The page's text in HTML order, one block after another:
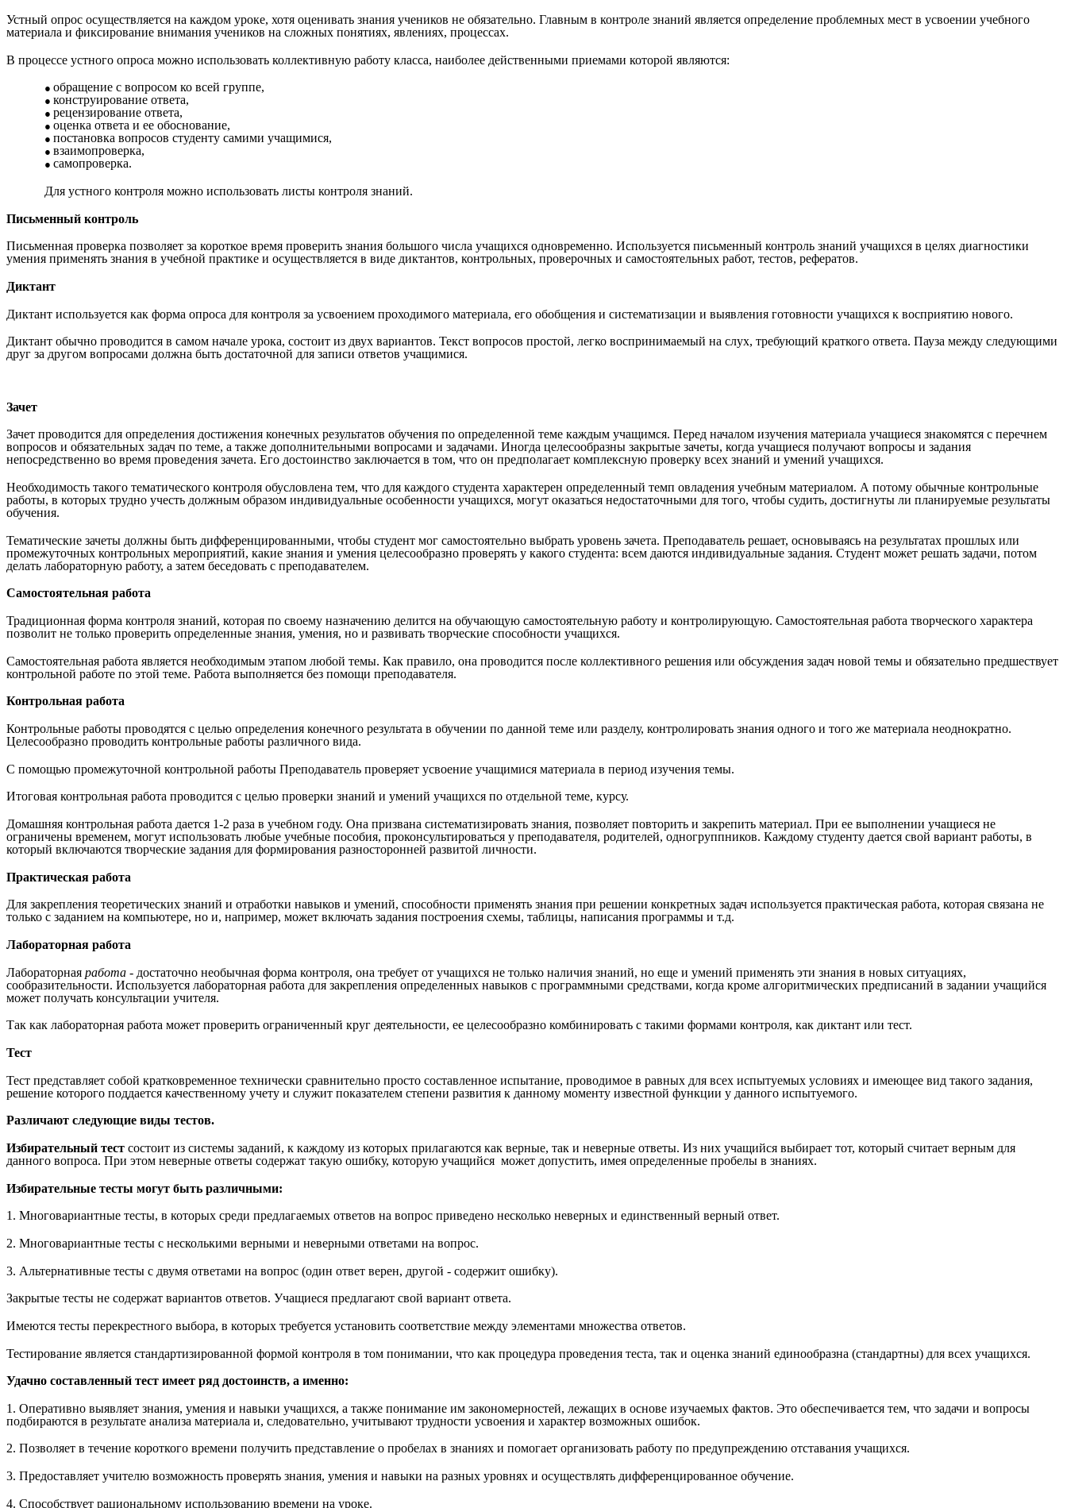
Устный опрос осуществляется на каждом уроке, хотя оценивать знания учеников не обязательно. Главным в контроле знаний является определение проблемных мест в усвоении учебного
материала и фиксирование внимания учеников на сложных понятиях, явлениях, процессах.
В процессе устного опроса можно использовать коллективную работу класса, наиболее действенными приемами которой являются:
обращение с вопросом ко всей группе,
конструирование ответа,
рецензирование ответа,
оценка ответа и ее обоснование,
постановка вопросов студенту самими учащимися,
взаимопроверка,
самопроверка.
Для устного контроля можно использовать листы контроля знаний.
Письменный контроль
Письменная проверка позволяет за короткое время проверить знания большого числа учащихся одновременно. Используется письменный контроль знаний учащихся в целях диагностики
умения применять знания в учебной практике и осуществляется в виде диктантов, контрольных, проверочных и самостоятельных работ, тестов, рефератов.
Диктант
Диктант используется как форма опроса для контроля за усвоением проходимого материала, его обобщения и систематизации и выявления готовности учащихся к восприятию нового.
Диктант обычно проводится в самом начале урока, состоит из двух вариантов. Текст вопросов простой, легко воспринимаемый на слух, требующий краткого ответа. Пауза между следующими
друг за другом вопросами должна быть достаточной для записи ответов учащимися.
Зачет
Зачет проводится для определения достижения конечных результатов обучения по определенной теме каждым учащимся. Перед началом изучения материала учащиеся знакомятся с перечнем
вопросов и обязательных задач по теме, а также дополнительными вопросами и задачами. Иногда целесообразны закрытые зачеты, когда учащиеся получают вопросы и задания
непосредственно во время проведения зачета. Его достоинство заключается в том, что он предполагает комплексную проверку всех знаний и умений учащихся.
Необходимость такого тематического контроля обусловлена тем, что для каждого студента характерен определенный темп овладения учебным материалом. А потому обычные контрольные
работы, в которых трудно учесть должным образом индивидуальные особенности учащихся, могут оказаться недостаточными для того, чтобы судить, достигнуты ли планируемые результаты
обучения.
Тематические зачеты должны быть дифференцированными, чтобы студент мог самостоятельно выбрать уровень зачета. Преподаватель решает, основываясь на результатах прошлых или
промежуточных контрольных мероприятий, какие знания и умения целесообразно проверять у какого студента: всем даются индивидуальные задания. Студент может решать задачи, потом
делать лабораторную работу, а затем беседовать с преподавателем.
Самостоятельная работа
Традиционная форма контроля знаний, которая по своему назначению делится на обучающую самостоятельную работу и контролирующую. Самостоятельная работа творческого характера
позволит не только проверить определенные знания, умения, но и развивать творческие способности учащихся.
Самостоятельная работа является необходимым этапом любой темы. Как правило, она проводится после коллективного решения или обсуждения задач новой темы и обязательно предшествует
контрольной работе по этой теме. Работа выполняется без помощи преподавателя.
Контрольная работа
Контрольные работы проводятся с целью определения конечного результата в обучении по данной теме или разделу, контролировать знания одного и того же материала неоднократно.
Целесообразно проводить контрольные работы различного вида.
С помощью промежуточной контрольной работы Преподаватель проверяет усвоение учащимися материала в период изучения темы.
Итоговая контрольная работа проводится с целью проверки знаний и умений учащихся по отдельной теме, курсу.
Домашняя контрольная работа дается 1-2 раза в учебном году. Она призвана систематизировать знания, позволяет повторить и закрепить материал. При ее выполнении учащиеся не
ограничены временем, могут использовать любые учебные пособия, проконсультироваться у преподавателя, родителей, одногруппников. Каждому студенту дается свой вариант работы, в
который включаются творческие задания для формирования разносторонней развитой личности.
Практическая работа
Для закрепления теоретических знаний и отработки навыков и умений, способности применять знания при решении конкретных задач используется практическая работа, которая связана не
только с заданием на компьютере, но и, например, может включать задания построения схемы, таблицы, написания программы и т.д.
Лабораторная работа
Лабораторная работа - достаточно необычная форма контроля, она требует от учащихся не только наличия знаний, но еще и умений применять эти знания в новых ситуациях,
сообразительности. Используется лабораторная работа для закрепления определенных навыков с программными средствами, когда кроме алгоритмических предписаний в задании учащийся
может получать консультации учителя.
Так как лабораторная работа может проверить ограниченный круг деятельности, ее целесообразно комбинировать с такими формами контроля, как диктант или тест.
Тест
Тест представляет собой кратковременное технически сравнительно просто составленное испытание, проводимое в равных для всех испытуемых условиях и имеющее вид такого задания,
решение которого поддается качественному учету и служит показателем степени развития к данному моменту известной функции у данного испытуемого.
Различают следующие виды тестов.
Избирательный тест состоит из системы заданий, к каждому из которых прилагаются как верные, так и неверные ответы. Из них учащийся выбирает тот, который считает верным для
данного вопроса. При этом неверные ответы содержат такую ошибку, которую учащийся может допустить, имея определенные пробелы в знаниях.
Избирательные тесты могут быть различными:
1. Многовариантные тесты, в которых среди предлагаемых ответов на вопрос приведено несколько неверных и единственный верный ответ.
2. Многовариантные тесты с несколькими верными и неверными ответами на вопрос.
3. Альтернативные тесты с двумя ответами на вопрос (один ответ верен, другой - содержит ошибку).
Закрытые тесты не содержат вариантов ответов. Учащиеся предлагают свой вариант ответа.
Имеются тесты перекрестного выбора, в которых требуется установить соответствие между элементами множества ответов.
Тестирование является стандартизированной формой контроля в том понимании, что как процедура проведения теста, так и оценка знаний единообразна (стандартны) для всех учащихся.
Удачно составленный тест имеет ряд достоинств, а именно:
1. Оперативно выявляет знания, умения и навыки учащихся, а также понимание им закономерностей, лежащих в основе изучаемых фактов. Это обеспечивается тем, что задачи и вопросы
подбираются в результате анализа материала и, следовательно, учитывают трудности усвоения и характер возможных ошибок.
2. Позволяет в течение короткого времени получить представление о пробелах в знаниях и помогает организовать работу по предупреждению отставания учащихся.
3. Предоставляет учителю возможность проверять знания, умения и навыки на разных уровнях и осуществлять дифференцированное обучение.
4. Способствует рациональному использованию времени на уроке.